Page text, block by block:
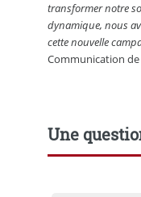
transformer notre
dynamique, nous
cette nouvelle
Communication de
Une